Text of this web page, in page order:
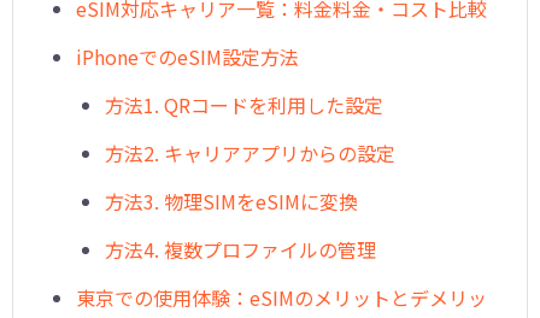
eSIM対応キャリア一覧：料金料金・コスト比較
iPhoneでのeSIM設定方法
方法1. QRコードを利用した設定
方法2. キャリアアプリからの設定
方法3. 物理SIMをeSIMに変換
方法4. 複数プロファイルの管理
東京での使用体験：eSIMのメリットとデメリッ